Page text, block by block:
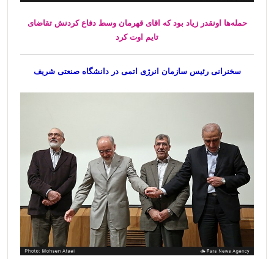
حمله‌ها اونقدر زیاد بود که اقای قهرمان وسط دفاع کردنش تقاضای
تایم اوت کرد
سخنرانی رئیس سازمان انرژی اتمی در دانشگاه صنعتی شریف